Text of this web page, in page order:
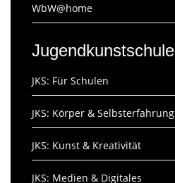
WbW@home
Jugendkunstschule
JKS: Für Schulen
JKS: Körper & Selbsterfahrung
JKS: Kunst & Kreativität
JKS: Medien & Digitales